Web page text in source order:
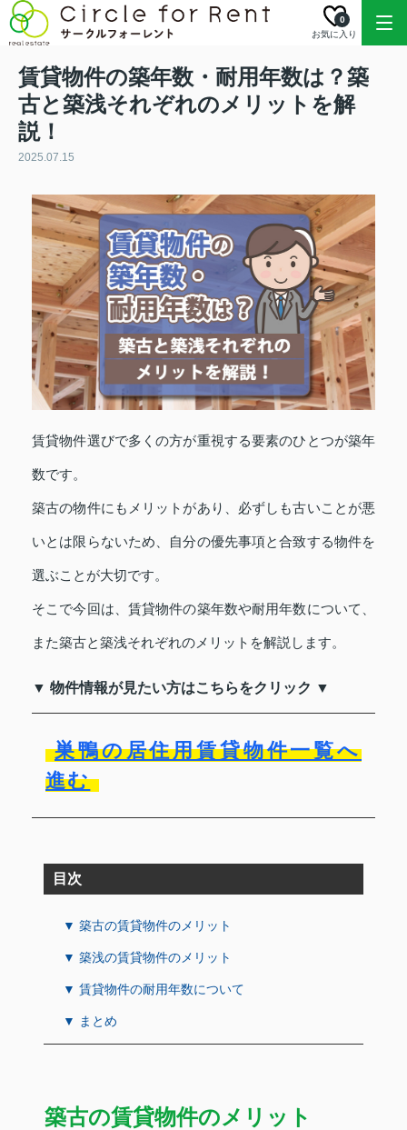
お気に入り
0
賃貸物件の築年数・耐用年数は？築
古と築浅それぞれのメリットを解
説！
2025.07.15
賃貸物件選びで多くの方が重視する要素のひとつが築年
数です。
築古の物件にもメリットがあり、必ずしも古いことが悪
いとは限らないため、自分の優先事項と合致する物件を
選ぶことが大切です。
そこで今回は、賃貸物件の築年数や耐用年数について、
また築古と築浅それぞれのメリットを解説します。
▼ 物件情報が見たい方はこちらをクリック ▼
巣鴨の居住用賃貸物件一覧へ
進む
目次
▼ 築古の賃貸物件のメリット
▼ 築浅の賃貸物件のメリット
▼ 賃貸物件の耐用年数について
▼ まとめ
築古の賃貸物件のメリット